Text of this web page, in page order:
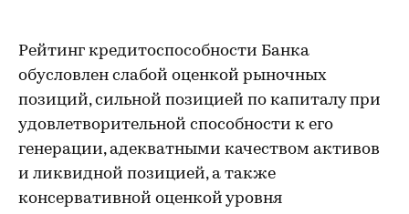
Рейтинг кредитоспособности Банка
обусловлен слабой оценкой рыночных
позиций, сильной позицией по капиталу при
удовлетворительной способности к его
генерации, адекватными качеством активов
и ликвидной позицией, а также
консервативной оценкой уровня